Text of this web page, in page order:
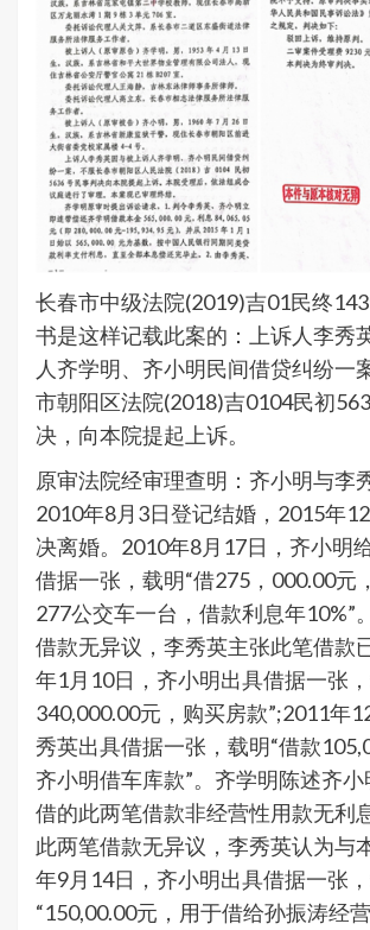
长春市中级法院(2019)吉01民终
书是这样记载此案的：上诉人李秀
人齐学明、齐小明民间借贷纠纷一
市朝阳区法院(2018)吉0104民初
决，向本院提起上诉。
原审法院经审理查明：齐小明与李
2010年8月3日登记结婚，2015年
决离婚。2010年8月17日，齐小明
借据一张，载明“借275，000.00元
277公交车一台，借款利息年10%”
借款无异议，李秀英主张此笔借款
年1月10日，齐小明出具借据一张
340,000.00元，购买房款”;2011年
秀英出具借据一张，载明“借款
齐小明借车库款”。齐学明陈述齐
借的此两笔借款非经营性用款无利
此两笔借款无异议，李秀英认为与
年9月14日，齐小明出具借据一张
“150,00.00元，用于借给孙振涛经